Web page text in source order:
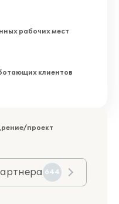
рабочих мест
клиентов
проект
644